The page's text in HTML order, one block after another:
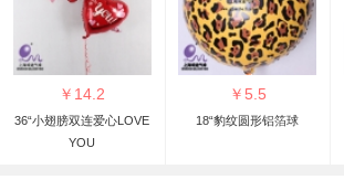
￥ 14.2
36“小翅膀双连爱心LOVE
YOU
￥ 5.5
18“豹纹圆形铝箔球